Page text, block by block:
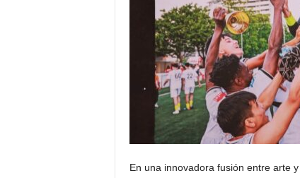
En una innovadora fusión entre arte